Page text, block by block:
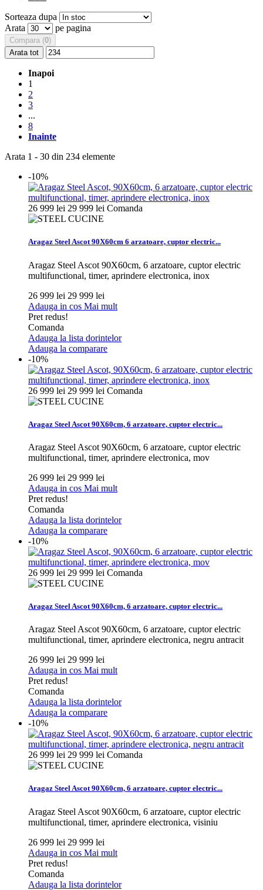
Sorteaza dupa
Arata
pe pagina
Compara (0)
Arata tot
Inapoi
1
2
3
...
8
Inainte
Arata 1 - 30 din 234 elemente
-10%
26 999 lei 29 999 lei Comanda
Aragaz Steel Ascot 90X60cm 6 arzatoare, cuptor electric...
Aragaz Steel Ascot 90X60cm, 6 arzatoare, cuptor electric
multifunctional, timer, aprindere electronica, inox
26 999 lei 29 999 lei
Adauga in cos Mai mult
Pret redus!
Comanda
Adauga la lista dorintelor
Adauga la comparare
-10%
26 999 lei 29 999 lei Comanda
Aragaz Steel Ascot 90X60cm, 6 arzatoare, cuptor electric...
Aragaz Steel Ascot 90X60cm, 6 arzatoare, cuptor electric
multifunctional, timer, aprindere electronica, mov
26 999 lei 29 999 lei
Adauga in cos Mai mult
Pret redus!
Comanda
Adauga la lista dorintelor
Adauga la comparare
-10%
26 999 lei 29 999 lei Comanda
Aragaz Steel Ascot 90X60cm, 6 arzatoare, cuptor electric...
Aragaz Steel Ascot 90X60cm, 6 arzatoare, cuptor electric
multifunctional, timer, aprindere electronica, negru antracit
26 999 lei 29 999 lei
Adauga in cos Mai mult
Pret redus!
Comanda
Adauga la lista dorintelor
Adauga la comparare
-10%
26 999 lei 29 999 lei Comanda
Aragaz Steel Ascot 90X60cm, 6 arzatoare, cuptor electric...
Aragaz Steel Ascot 90X60cm, 6 arzatoare, cuptor electric
multifunctional, timer, aprindere electronica, visiniu
26 999 lei 29 999 lei
Adauga in cos Mai mult
Pret redus!
Comanda
Adauga la lista dorintelor